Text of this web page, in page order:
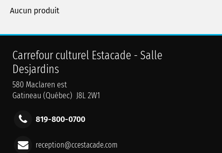
Aucun produit
Carrefour culturel Estacade - Salle
Desjardins
580 Maclaren est
Gatineau (Québec) J8L 2W1
819-800-0700
reception@ccestacade.com